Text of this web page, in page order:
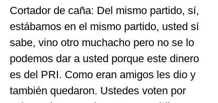
Cortador de caña: Del mismo partido, sí,
estábamos en el mismo partido, usted sí
sabe, vino otro muchacho pero no se lo
podemos dar a usted porque este dinero
es del PRI. Como eran amigos les dio y
también quedaron. Ustedes voten por